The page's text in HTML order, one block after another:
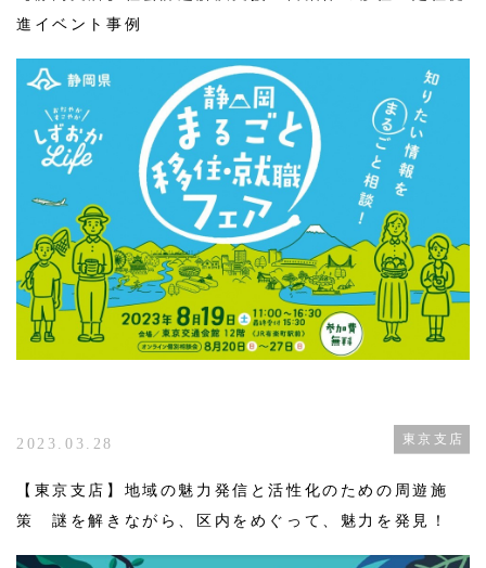
進イベント事例
2023.03.28 東京支店
【東京支店】地域の魅力発信と活性化のための周遊施
策 謎を解きながら、区内をめぐって、魅力を発見！